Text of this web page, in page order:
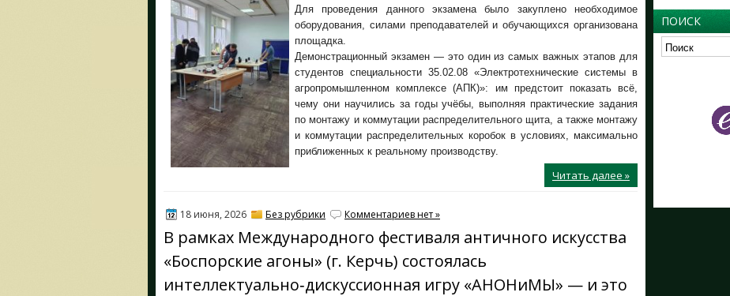
Для проведения данного экзамена было закуплено необходимое
оборудования, силами преподавателей и обучающихся организована
площадка.
Демонстрационный экзамен — это один из самых важных этапов для
студентов специальности 35.02.08 «Электротехнические системы в
агропромышленном комплексе (АПК)»: им предстоит показать всё,
чему они научились за годы учёбы, выполняя практические задания
по монтажу и коммутации распределительного щита, а также монтажу
и коммутации распределительных коробок в условиях, максимально
приближенных к реальному производству.
Читать далее »
18 июня, 2026 Без рубрики Комментариев нет »
В рамках Международного фестиваля античного искусства
«Боспорские агоны» (г. Керчь) состоялась
интеллектуально‑дискуссионная игру «АНОНиМЫ» — и это
ПОИСК